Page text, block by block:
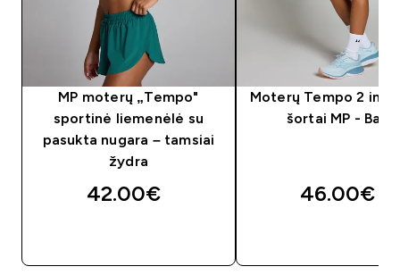
MP moterų „Tempo"
sportinė liemenėlė su
pasukta nugara – tamsiai
žydra
42.00€‎
Moterų Tempo 2 in 1
šortai MP - Balta
46.00€‎